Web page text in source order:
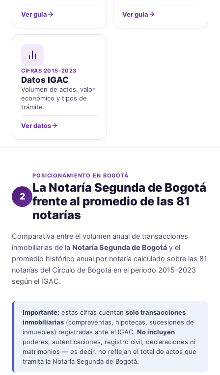
Ver guía Ver guía
CIFRAS 2015–2023
Datos IGAC
Volumen de actos, valor
económico y tipos de
trámite.
Ver datos
2
POSICIONAMIENTO EN BOGOTÁ
La Notaría Segunda de Bogotá
frente al promedio de las 81
notarías
Comparativa entre el volumen anual de transacciones
inmobiliarias de la Notaría Segunda de Bogotá y el
promedio histórico anual por notaría calculado sobre las 81
notarías del Círculo de Bogotá en el periodo 2015-2023
según el IGAC.
Importante: estas cifras cuentan solo transacciones
inmobiliarias (compraventas, hipotecas, sucesiones de
inmuebles) registradas ante el IGAC. No incluyen
poderes, autenticaciones, registro civil, declaraciones ni
matrimonios — es decir, no reflejan el total de actos que
tramita la Notaría Segunda de Bogotá.